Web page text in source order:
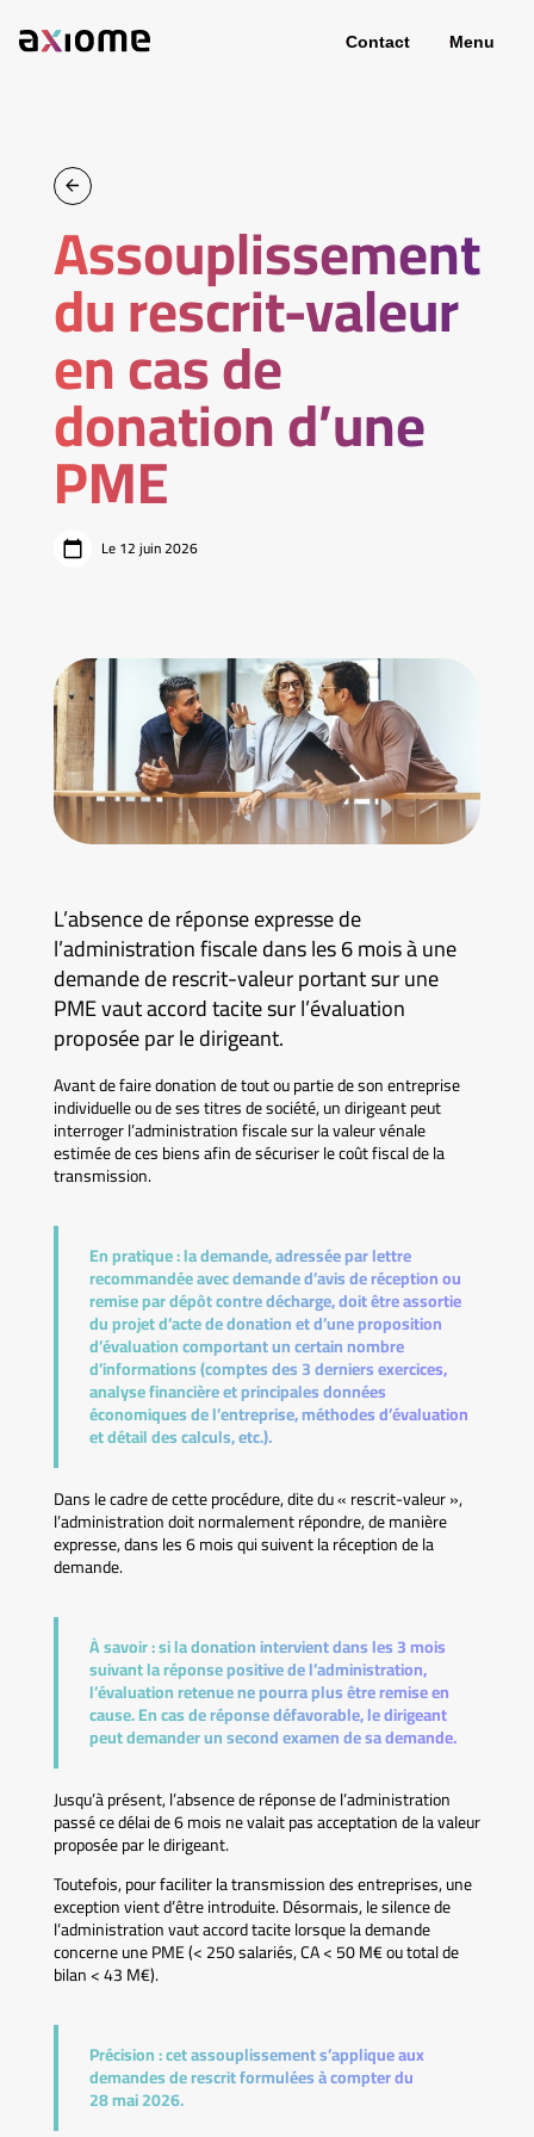
Contact Menu
Assouplissement
du rescrit-valeur
en cas de
donation d’une
PME
Le 12 juin 2026
L’absence de réponse expresse de
l’administration fiscale dans les 6 mois à une
demande de rescrit-valeur portant sur une
PME vaut accord tacite sur l’évaluation
proposée par le dirigeant.
Avant de faire donation de tout ou partie de son entreprise
individuelle ou de ses titres de société, un dirigeant peut
interroger l’administration fiscale sur la valeur vénale
estimée de ces biens afin de sécuriser le coût fiscal de la
transmission.
En pratique :la demande, adressée par lettre
recommandée avec demande d’avis de réception ou
remise par dépôt contre décharge, doit être assortie
du projet d’acte de donation et d’une proposition
d’évaluation comportant un certain nombre
d’informations (comptes des 3 derniers exercices,
analyse financière et principales données
économiques de l’entreprise, méthodes d’évaluation
et détail des calculs, etc.).
Dans le cadre de cette procédure, dite du « rescrit-valeur »,
l’administration doit normalement répondre, de manière
expresse, dans les 6 mois qui suivent la réception de la
demande.
À savoir :si la donation intervient dans les 3 mois
suivant la réponse positive de l’administration,
l’évaluation retenue ne pourra plus être remise en
cause. En cas de réponse défavorable, le dirigeant
peut demander un second examen de sa demande.
Jusqu’à présent, l’absence de réponse de l’administration
passé ce délai de 6 mois ne valait pas acceptation de la valeur
proposée par le dirigeant.
Toutefois, pour faciliter la transmission des entreprises, une
exception vient d’être introduite. Désormais, le silence de
l’administration vaut accord tacite lorsque la demande
concerne une PME (< 250 salariés, CA < 50 M€ ou total de
bilan < 43 M€).
Précision :cet assouplissement s’applique aux
demandes de rescrit formulées à compter du
28 mai 2026.